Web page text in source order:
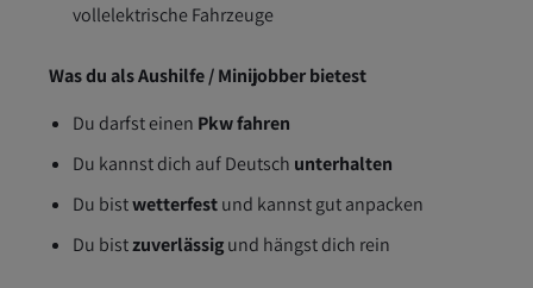
vollelektrische Fahrzeuge
Was du als Aushilfe / Minijobber bietest
Du darfst einen Pkw fahren
Du kannst dich auf Deutsch unterhalten
Du bistwetterfestund kannst gut anpacken
Du bistzuverlässigund hängst dich rein